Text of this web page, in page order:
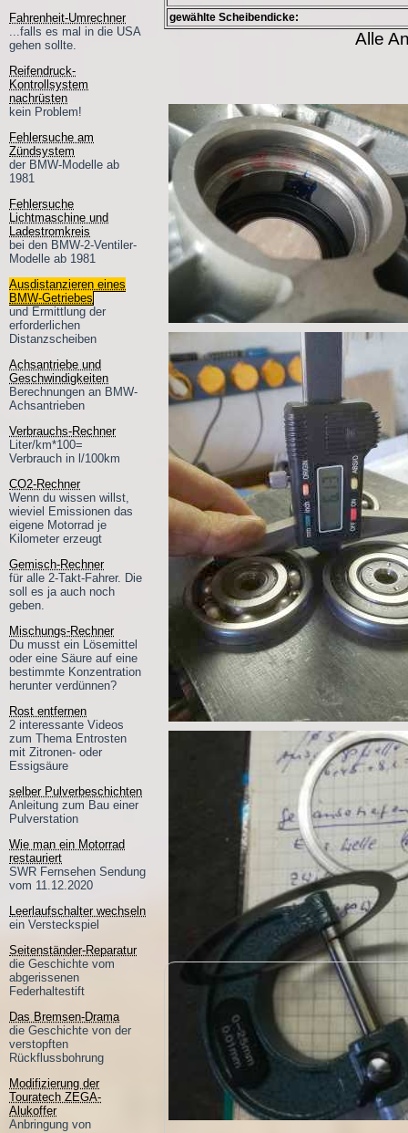
Fahrenheit-Umrechner
...falls es mal in die USA
gehen sollte.
Reifendruck-
Kontrollsystem
nachrüsten
kein Problem!
Fehlersuche am
Zündsystem
der BMW-Modelle ab
1981
Fehlersuche
Lichtmaschine und
Ladestromkreis
bei den BMW-2-Ventiler-
Modelle ab 1981
Ausdistanzieren eines
BMW-Getriebes
und Ermittlung der
erforderlichen
Distanzscheiben
Achsantriebe und
Geschwindigkeiten
Berechnungen an BMW-
Achsantrieben
Verbrauchs-Rechner
Liter/km*100=
Verbrauch in l/100km
CO2-Rechner
Wenn du wissen willst,
wieviel Emissionen das
eigene Motorrad je
Kilometer erzeugt
Gemisch-Rechner
für alle 2-Takt-Fahrer. Die
soll es ja auch noch
geben.
Mischungs-Rechner
Du musst ein Lösemittel
oder eine Säure auf eine
bestimmte Konzentration
herunter verdünnen?
Rost entfernen
2 interessante Videos
zum Thema Entrosten
mit Zitronen- oder
Essigsäure
selber Pulverbeschichten
Anleitung zum Bau einer
Pulverstation
Wie man ein Motorrad
restauriert
SWR Fernsehen Sendung
vom 11.12.2020
Leerlaufschalter wechseln
ein Versteckspiel
Seitenständer-Reparatur
die Geschichte vom
abgerissenen
Federhaltestift
Das Bremsen-Drama
die Geschichte von der
verstopften
Rückflussbohrung
Modifizierung der
Touratech ZEGA-
Alukoffer
Anbringung von
gewählte Scheibendicke:
Alle